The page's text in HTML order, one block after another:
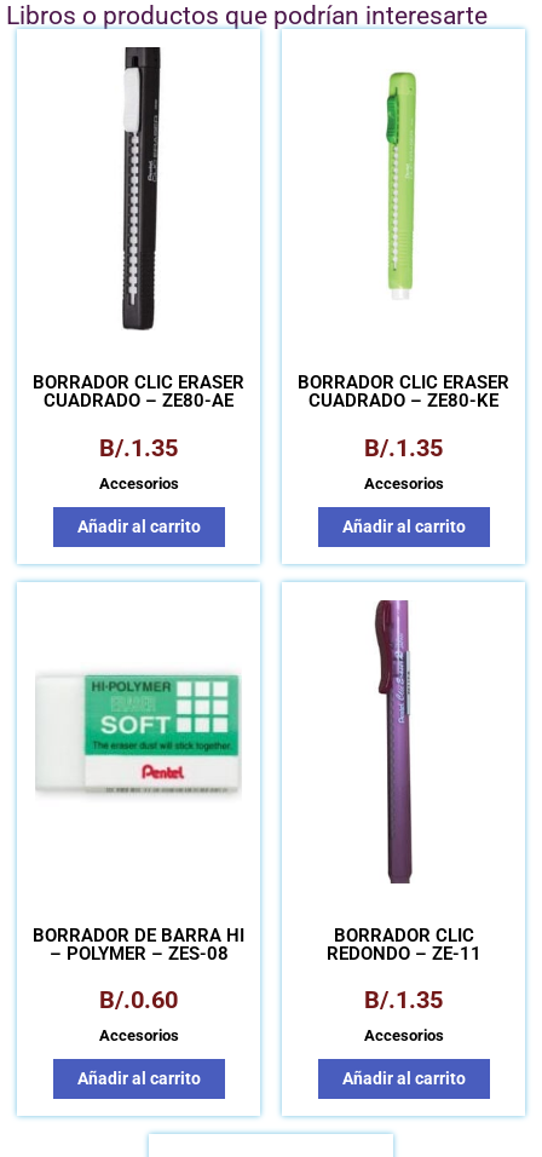
Libros o productos que podrían interesarte
BORRADOR CLIC ERASER
CUADRADO – ZE80-AE
B/.1.35
Accesorios
Añadir al carrito
BORRADOR CLIC ERASER
CUADRADO – ZE80-KE
B/.1.35
Accesorios
Añadir al carrito
BORRADOR DE BARRA HI
– POLYMER – ZES-08
B/.0.60
Accesorios
Añadir al carrito
BORRADOR CLIC
REDONDO – ZE-11
B/.1.35
Accesorios
Añadir al carrito